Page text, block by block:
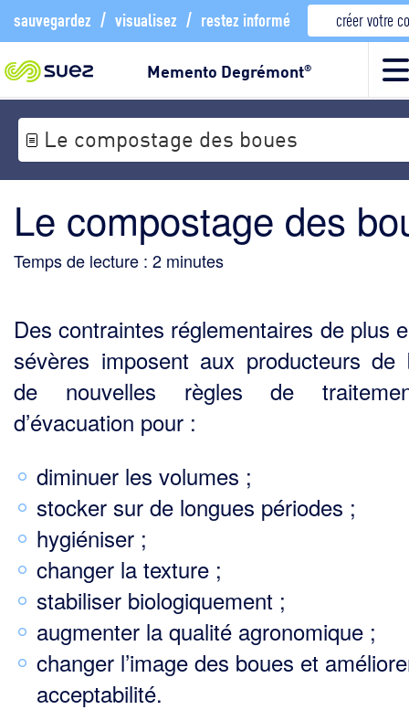
sauvegardez / visualisez / restez informé créer votre
Memento Degrémont®
Le compostage des boues
Le compostage des
Temps de lecture : 2 minutes
Des contraintes réglementaires de plus
sévères imposent aux producteurs de
de nouvelles règles de
d’évacuation pour :
diminuer les volumes ;
stocker sur de longues périodes ;
hygiéniser ;
changer la texture ;
stabiliser biologiquement ;
augmenter la qualité agronomique ;
changer l’image des boues et
acceptabilité.